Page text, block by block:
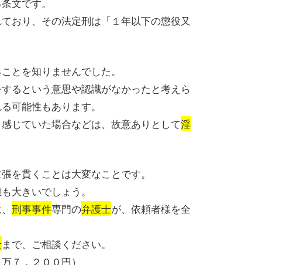
おり、その法定刑は「１年以下の懲役又
とを知りませんでした。
るという意思や認識がなかったと考えら
可能性もあります。
じていた場合などは、故意ありとして淫
を貫くことは大変なことです。
大きいでしょう。
刑事事件専門の弁護士が、依頼者様を全
まで、ご相談ください。
７，２００円）